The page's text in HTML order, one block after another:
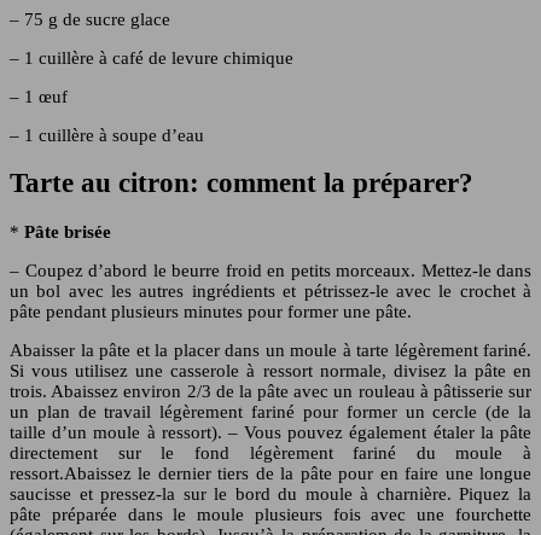
– 75 g de sucre glace
– 1 cuillère à café de levure chimique
– 1 œuf
– 1 cuillère à soupe d’eau
Tarte au citron: comment la préparer?
* Pâte brisée
– Coupez d’abord le beurre froid en petits morceaux. Mettez-le dans
un bol avec les autres ingrédients et pétrissez-le avec le crochet à
pâte pendant plusieurs minutes pour former une pâte.
Abaisser la pâte et la placer dans un moule à tarte légèrement fariné.
Si vous utilisez une casserole à ressort normale, divisez la pâte en
trois. Abaissez environ 2/3 de la pâte avec un rouleau à pâtisserie sur
un plan de travail légèrement fariné pour former un cercle (de la
taille d’un moule à ressort). – Vous pouvez également étaler la pâte
directement sur le fond légèrement fariné du moule à
ressort.Abaissez le dernier tiers de la pâte pour en faire une longue
saucisse et pressez-la sur le bord du moule à charnière. Piquez la
pâte préparée dans le moule plusieurs fois avec une fourchette